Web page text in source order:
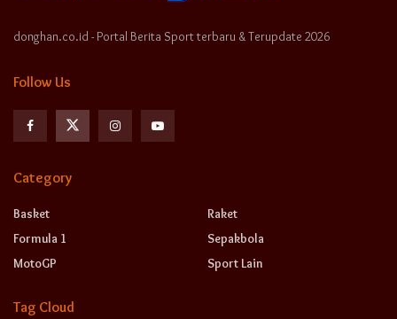
donghan.co.id - Portal Berita Sport terbaru & Terupdate 2026
Follow Us
Category
Basket
Formula 1
MotoGP
Raket
Sepakbola
Sport Lain
Tag Cloud